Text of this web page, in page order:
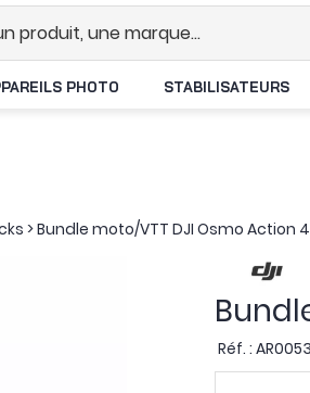
PHOTO STABILISATEURS
>Bundle moto/VTT DJI Osmo Action 4
Réf. :